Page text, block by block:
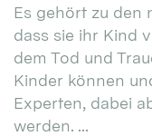
Es gehört zu den
dass sie ihr Kind
dem Tod und
Kinder können
Experten, dabei
werden. ...